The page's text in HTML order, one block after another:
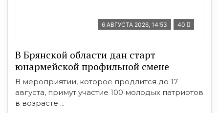
6 АВГУСТА 2026, 14:53 40
В Брянской области дан старт
юнармейской профильной смене
В мероприятии, которое продлится до 17
августа, примут участие 100 молодых патриотов
в возрасте ...